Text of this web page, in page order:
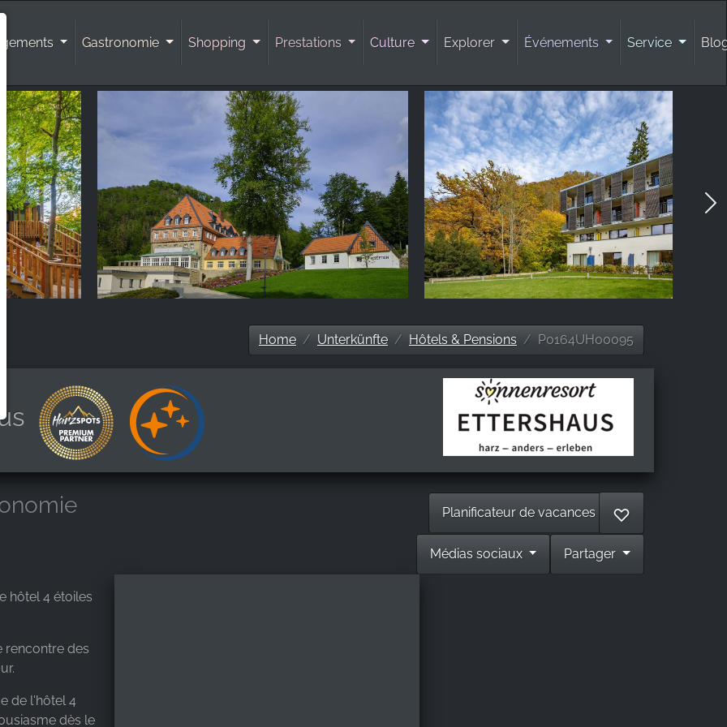
Gastronomie Shopping Prestations Culture Explorer Événements Service
Home Unterkünfte Hôtels & Pensions P0164UH00095
Planificateur de vacances ♡
Partager
Médias sociaux
hôtel 4 étoiles
rencontre des
de l'hôtel 4
dès le